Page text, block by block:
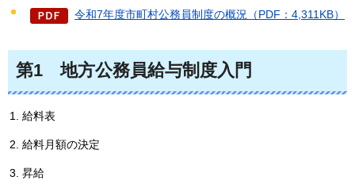
令和7年度市町村公務員制度の概況（PDF：4,311KB）
第1 地方公務員給与制度入門
給料表
給料月額の決定
昇給